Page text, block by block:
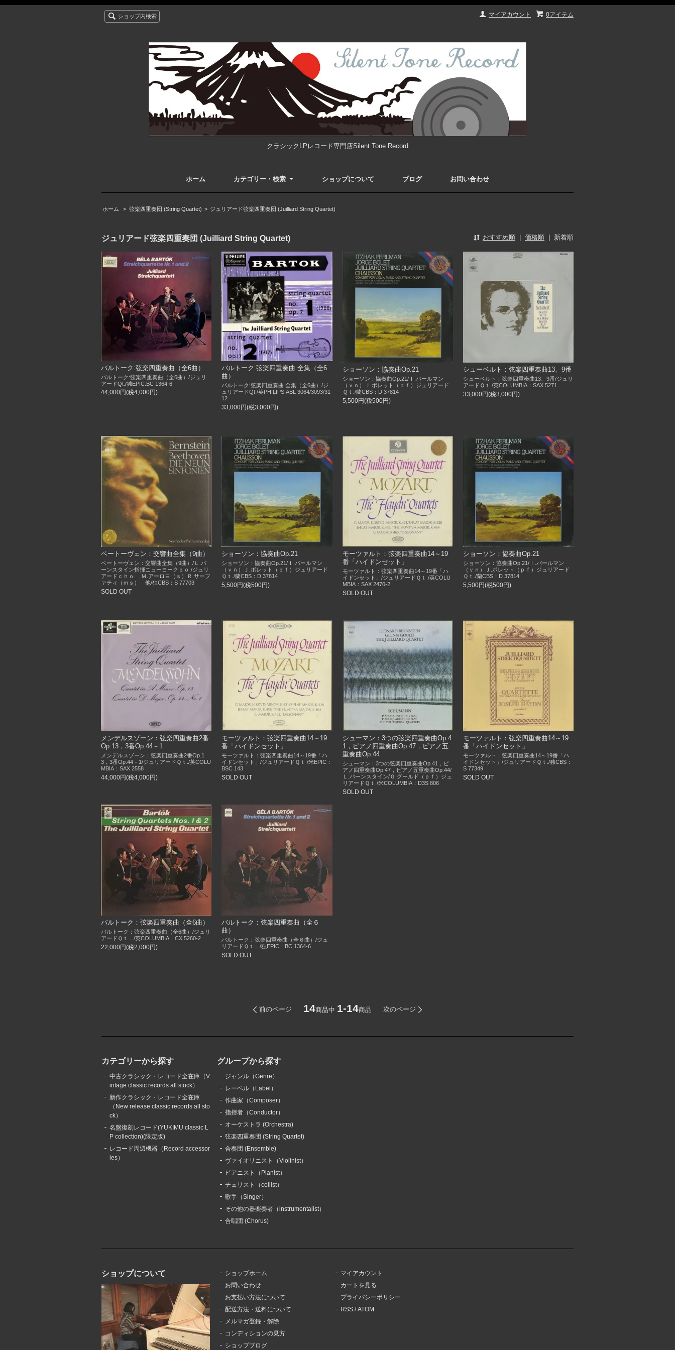
0アイテム
マイアカウント
ショップ内検索
クラシックLPレコード専門店Silent Tone Record
ホーム カテゴリー・検索 ショップについて ブログ お問い合わせ
ホーム > 弦楽四重奏団 (String Quartet) > ジュリアード弦楽四重奏団 (Juilliard String Quartet)
ジュリアード弦楽四重奏団 (Juilliard String Quartet) おすすめ順 価格順 新着順
バルトーク:弦楽四重奏曲（全6曲）
バルトーク:弦楽四重奏曲（全6曲）/ジュリ
アードQt./独EPIC:BC 1364-6
44,000円(税4,000円)
バルトーク:弦楽四重奏曲.全集（全6
曲）
バルトーク:弦楽四重奏曲.全集（全6曲）/ジ
ュリアードQt./英PHILIPS:ABL 3064/3093/31
12
33,000円(税3,000円)
ショーソン：協奏曲Op.21
ショーソン：協奏曲Op.21/Ｉ.パールマン
（ｖｎ）Ｊ.ボレット（ｐｆ）ジュリアード
Ｑｔ./蘭CBS：D 37814
5,500円(税500円)
シューベルト：弦楽四重奏曲13、9番
シューベルト：弦楽四重奏曲13、9番/ジュリ
アードＱｔ./英COLUMBIA：SAX 5271
33,000円(税3,000円)
ベートーヴェン：交響曲全集（9曲）
ベートーヴェン：交響曲全集（9曲）/Ｌ.バ
ーンスタイン指揮ニューヨークｐｏ./ジュリ
アードｃｈｏ. Ｍ.アーロヨ（ｓ）Ｒ.サーフ
ァティ（ｍｓ） 他/独CBS：S 77703
SOLD OUT
ショーソン：協奏曲Op.21
ショーソン：協奏曲Op.21/Ｉ.パールマン
（ｖｎ）Ｊ.ボレット（ｐｆ）ジュリアード
Ｑｔ./蘭CBS：D 37814
5,500円(税500円)
モーツァルト：弦楽四重奏曲14～19
番「ハイドンセット」
モーツァルト：弦楽四重奏曲14～19番「ハ
イドンセット」/ジュリアードＱｔ./英COLU
MBIA：SAX 2470-2
SOLD OUT
ショーソン：協奏曲Op.21
ショーソン：協奏曲Op.21/Ｉ.パールマン
（ｖｎ）Ｊ.ボレット（ｐｆ）ジュリアード
Ｑｔ./蘭CBS：D 37814
5,500円(税500円)
メンデルスゾーン：弦楽四重奏曲2番
Op.13，3番Op.44－1
メンデルスゾーン：弦楽四重奏曲2番Op.1
3，3番Op.44－1/ジュリアードＱｔ./英COLU
MBIA：SAX 2558
44,000円(税4,000円)
モーツァルト：弦楽四重奏曲14～19
番「ハイドンセット」
モーツァルト：弦楽四重奏曲14～19番「ハ
イドンセット」/ジュリアードＱｔ./米EPIC：
BSC 143
SOLD OUT
シューマン：3つの弦楽四重奏曲Op.4
1，ピアノ四重奏曲Op.47，ピアノ五
重奏曲Op.44
シューマン：3つの弦楽四重奏曲Op.41，ピ
アノ四重奏曲Op.47，ピアノ五重奏曲Op.44/
Ｌ.バーンスタイン/Ｇ.グールド（ｐｆ）ジュ
リアードＱｔ./米COLUMBIA：D3S 806
SOLD OUT
モーツァルト：弦楽四重奏曲14～19
番「ハイドンセット」
モーツァルト：弦楽四重奏曲14～19番「ハ
イドンセット」/ジュリアードＱｔ./独CBS：
S 77349
SOLD OUT
バルトーク：弦楽四重奏曲（全6曲）
バルトーク：弦楽四重奏曲（全6曲）/ジュリ
アードＱｔ．/英COLUMBIA：CX 5260-2
22,000円(税2,000円)
バルトーク：弦楽四重奏曲（全６
曲）
バルトーク：弦楽四重奏曲（全６曲）/ジュ
リアードＱｔ．/独EPIC：BC 1364-6
SOLD OUT
前のページ 14商品中 1-14商品 次のページ
カテゴリーから探す
中古クラシック・レコード全在庫（V
intage classic records all stock）
新作クラシック・レコード全在庫
（New release classic records all sto
ck）
名盤復刻レコード(YUKIMU classic L
P collection)(限定版)
レコード周辺機器（Record accessor
ies）
グループから探す
ジャンル（Genre）
レーベル（Label）
作曲家（Composer）
指揮者（Conductor）
オーケストラ (Orchestra)
弦楽四重奏団 (String Quartet)
合奏団 (Ensemble)
ヴァイオリニスト（Violinist）
ピアニスト（Pianist）
チェリスト（cellist）
歌手（Singer）
その他の器楽奏者（instrumentalist）
合唱団 (Chorus)
ショップについて
ショップホーム
お問い合わせ
お支払い方法について
配送方法・送料について
メルマガ登録・解除
コンディションの見方
ショップブログ
マイアカウント
カートを見る
プライバシーポリシー
RSS /ATOM